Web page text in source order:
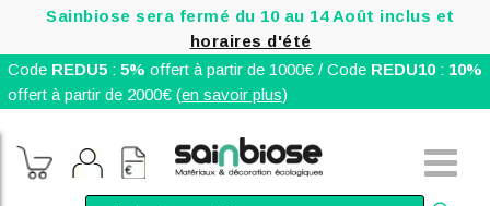
Sainbiose sera fermé du 10 au 14 Août inclus et
horaires d'été
Code REDU5: 5% offert à partir de 1000€ / Code REDU10: 10%
offert à partir de 2000€ (en savoir plus)